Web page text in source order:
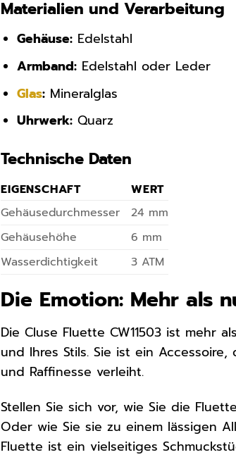
Materialien und Verarbeitung
Gehäuse: Edelstahl
Armband: Edelstahl oder Leder
Glas: Mineralglas
Uhrwerk: Quarz
Technische Daten
EIGENSCHAFT
WERT
Gehäusedurchmesser
24 mm
Gehäusehöhe
6 mm
Wasserdichtigkeit
3 ATM
Die Emotion: Mehr als
Die Cluse Fluette CW11503 ist mehr
und Ihres Stils. Sie ist ein
und Raffinesse verleiht.
Stellen Sie sich vor, wie Sie die
Oder wie Sie sie zu einem lässigen
Fluette ist ein vielseitiges